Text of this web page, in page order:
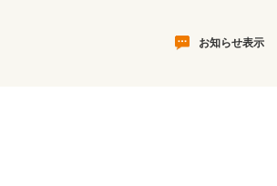
お知らせ表示